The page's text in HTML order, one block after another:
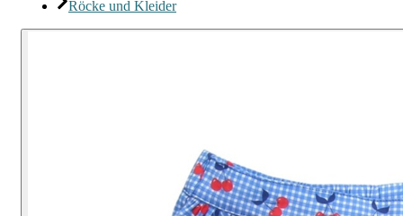
Röcke und Kleider